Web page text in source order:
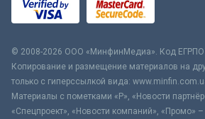
© 2008-2026 ООО «МинфинМедиа». Код
Копирование и размещение материалов на
только с гиперссылкой вида:
Материалы с пометками «Р», «Новости
«Спецпроект», «Новости компаний», «Промо»